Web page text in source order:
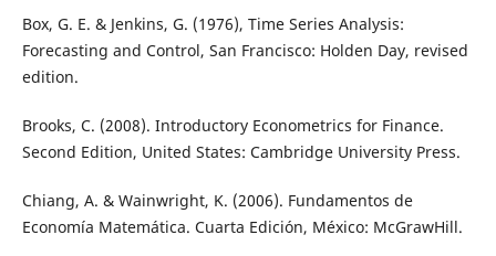
Box, G. E. & Jenkins, G. (1976), Time Series Analysis:
Forecasting and Control, San Francisco: Holden Day, revised
edition.
Brooks, C. (2008). Introductory Econometrics for Finance.
Second Edition, United States: Cambridge University Press.
Chiang, A. & Wainwright, K. (2006). Fundamentos de
Economía Matemática. Cuarta Edición, México: McGrawHill.